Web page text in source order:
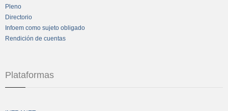
Pleno
Directorio
Infoem como sujeto obligado
Rendición de cuentas
Plataformas